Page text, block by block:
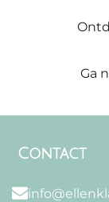
Ga
Contact